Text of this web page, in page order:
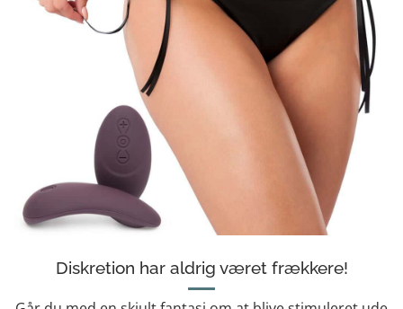
Diskretion har aldrig været frækkere!